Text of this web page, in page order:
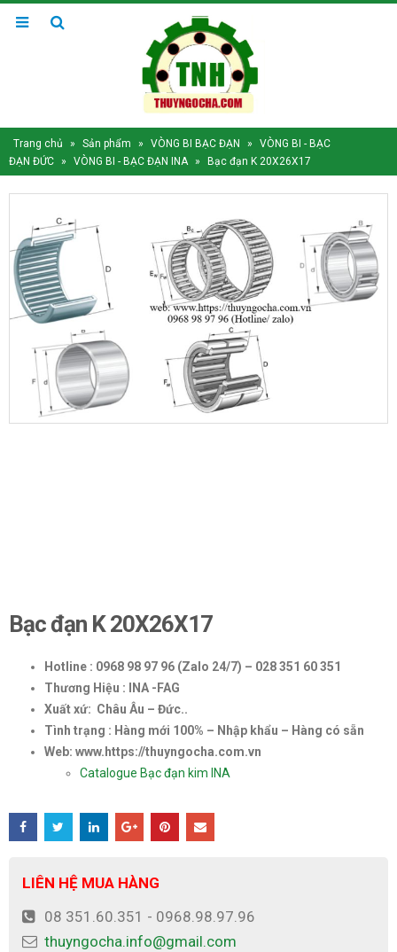
Trang chủ » Sản phẩm » VÒNG BI BẠC ĐẠN »
VÒNG BI - BẠC
ĐẠN ĐỨC » VÒNG BI - BẠC ĐẠN INA » Bạc đạn K 20X26X17
Bạc đạn K 20X26X17
Hotline : 0968 98 97 96 (Zalo 24/7) – 028 351 60 351
Thương Hiệu : INA -FAG
Xuất xứ: Châu Âu – Đức..
Tình trạng : Hàng mới 100% – Nhập khẩu – Hàng có sẵn
Web: www.https://thuyngocha.com.vn
Catalogue Bạc đạn kim INA
LIÊN HỆ MUA HÀNG
08 351.60.351 - 0968.98.97.96
thuyngocha.info@gmail.com